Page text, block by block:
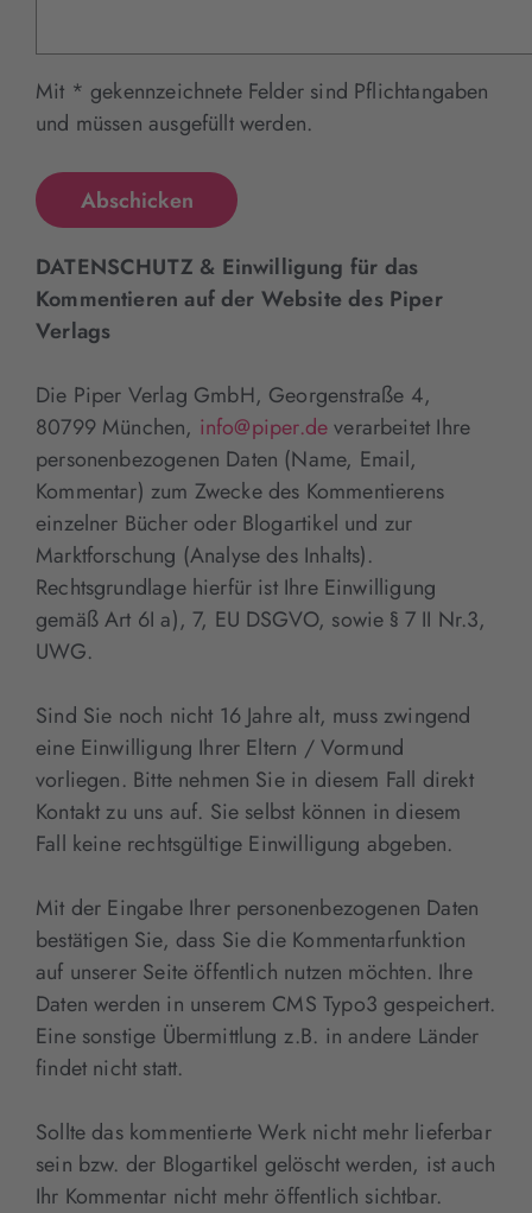
Mit * gekennzeichnete Felder sind Pflichtangaben
und müssen ausgefüllt werden.
DATENSCHUTZ & Einwilligung für das
Kommentieren auf der Website des Piper
Verlags
Die Piper Verlag GmbH, Georgenstraße 4,
80799 München, info@piper.deverarbeitet Ihre
personenbezogenen Daten (Name, Email,
Kommentar) zum Zwecke des Kommentierens
einzelner Bücher oder Blogartikel und zur
Marktforschung (Analyse des Inhalts).
Rechtsgrundlage hierfür ist Ihre Einwilligung
gemäß Art 6I a), 7, EU DSGVO, sowie § 7 II Nr.3,
UWG.
Sind Sie noch nicht 16 Jahre alt, muss zwingend
eine Einwilligung Ihrer Eltern / Vormund
vorliegen. Bitte nehmen Sie in diesem Fall direkt
Kontakt zu uns auf. Sie selbst können in diesem
Fall keine rechtsgültige Einwilligung abgeben.
Mit der Eingabe Ihrer personenbezogenen Daten
bestätigen Sie, dass Sie die Kommentarfunktion
auf unserer Seite öffentlich nutzen möchten. Ihre
Daten werden in unserem CMS Typo3 gespeichert.
Eine sonstige Übermittlung z.B. in andere Länder
findet nicht statt.
Sollte das kommentierte Werk nicht mehr lieferbar
sein bzw. der Blogartikel gelöscht werden, ist auch
Ihr Kommentar nicht mehr öffentlich sichtbar.